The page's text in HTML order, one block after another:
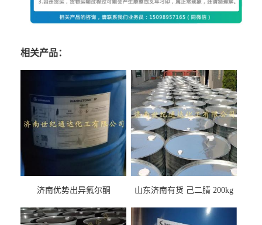
相关产品：
济南优势出异氟尔酮
山东济南有货 己二腈 200kg